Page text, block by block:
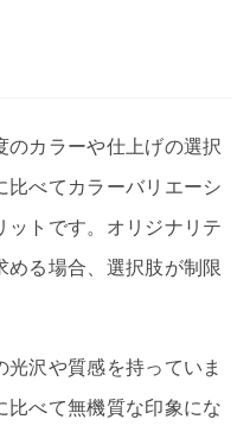
のカラーや仕上げの選択
比べてカラーバリエーシ
ットです。オリジナリテ
める場合、選択肢が制限
沢や質感を持っていま
べて無機質な印象にな